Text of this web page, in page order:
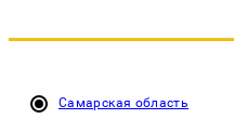
Самарская область